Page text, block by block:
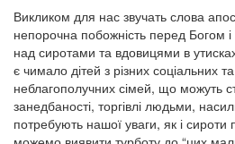
Викликом для нас звучать слова
непорочна побожність перед Богом
над сиротами та вдовицями в утисках
є чимало дітей з різних соціальних
неблагополучних сімей, що можуть
занедбаності, торгівлі людьми,
потребують нашої уваги, як і сироти